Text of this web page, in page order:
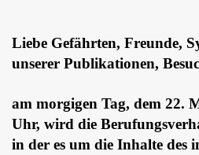
Liebe Gefährten, Freunde,
unserer Publikationen,
am morgigen Tag, dem 22.
Uhr, wird die
in der es um die Inhalte des